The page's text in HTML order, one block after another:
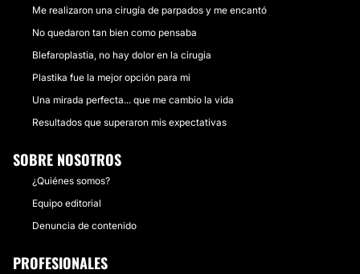
Me realizaron una cirugía de parpados y me encantó
No quedaron tan bien como pensaba
Blefaroplastia, no hay dolor en la cirugia
Plastika fue la mejor opción para mi
Una mirada perfecta... que me cambio la vida
Resultados que superaron mis expectativas
SOBRE NOSOTROS
¿Quiénes somos?
Equipo editorial
Denuncia de contenido
PROFESIONALES